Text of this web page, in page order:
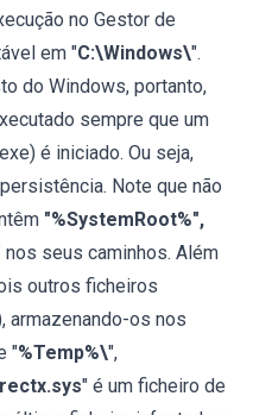
no Gestor de
em "C:\Windows\".
do Windows, portanto,
sempre que um
é iniciado. Ou seja,
Note que não
"%SystemRoot%",
nos seus caminhos. Além
outros ficheiros
armazenando-os nos
"%Temp%\",
" é um ficheiro de